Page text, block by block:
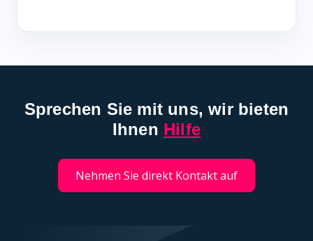
Sprechen Sie mit uns, wir bieten
Ihnen Hilfe
Nehmen Sie direkt Kontakt auf